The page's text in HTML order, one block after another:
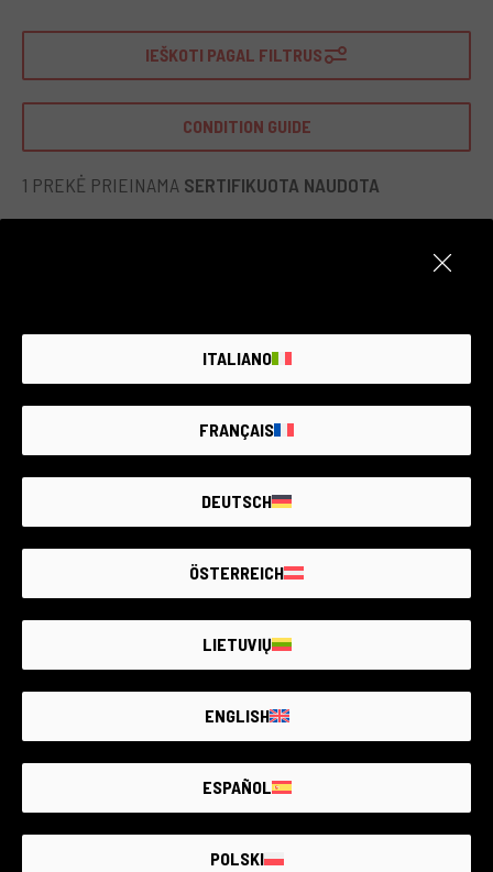
„Panasonic DMC-G2“ puikiai tinka įvairiems fotografavimo
scenarijams, nuo peizažo iki portretų fotografijos.
Kompaktiškas dizainas padaro jį idealia priemone keliaujant
ir leidžia užfiksuoti nepaprastus vaizdus, kur bebūtumėte.
IEŠKOTI PAGAL FILTRUS
CONDITION GUIDE
1 PREKĖ PRIEINAMA SERTIFIKUOTA NAUDOTA
Panasonic DMC-G2
2 metų garantija
RCE Foto - Milano Lainate
€120
ITALIANO
FRANÇAIS
DEUTSCH
ÖSTERREICH
LIETUVIŲ
ENGLISH
ESPAÑOL
POLSKI